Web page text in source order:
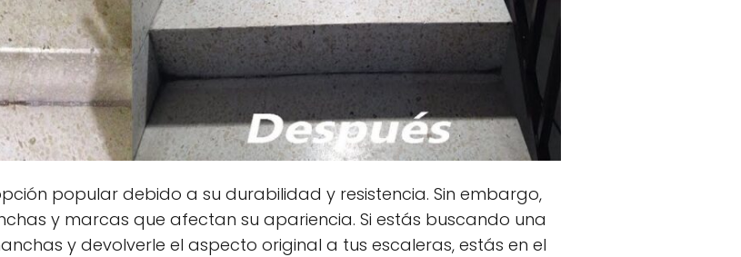
popular debido a su durabilidad y resistencia. Sin embargo,
y marcas que afectan su apariencia. Si estás buscando una
y devolverle el aspecto original a tus escaleras, estás en el